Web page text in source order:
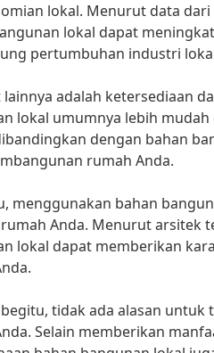
lokal. Menurut data
lokal dapat
pertumbuhan industri
adalah ketersediaan
lokal umumnya lebih
dengan bahan
rumah Anda.
menggunakan bahan
Anda. Menurut arsitek
lokal dapat memberikan
tidak ada alasan
Selain memberikan